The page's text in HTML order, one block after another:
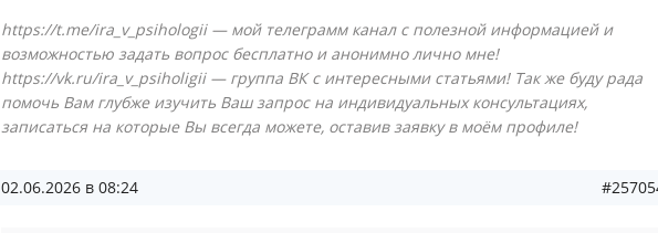
https://t.me/ira_v_psihologii — мой телеграмм канал с полезной информацией и
возможностью задать вопрос бесплатно и анонимно лично мне!
https://vk.ru/ira_v_psiholigii — группа ВК с интересными статьями! Так же буду рада
помочь Вам глубже изучить Ваш запрос на индивидуальных консультациях,
записаться на которые Вы всегда можете, оставив заявку в моём профиле!
02.06.2026 в 08:24